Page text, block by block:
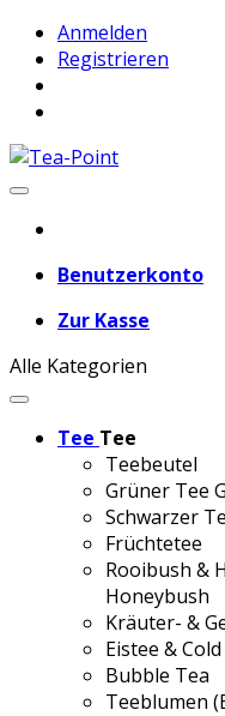
Anmelden
Registrieren
Benutzerkonto
Zur Kasse
Alle Kategorien
Tee Tee
Teebeutel
Grüner Tee
Schwarzer
Früchtetee
Rooibush &
Honeybush
Kräuter- &
Eistee &
Bubble Tea
Teeblumen